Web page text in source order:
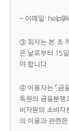
- 이메일:
③ 회사는 본 조
은 날로부터 15
야 합니다.
④ 이용자는 「금
독원의 금융분쟁
비자원의 소비자
의 이용과 관련